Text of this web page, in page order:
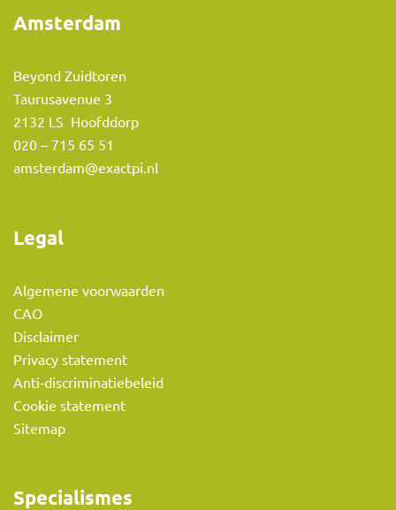
Amsterdam
Beyond Zuidtoren
Taurusavenue 3
2132 LS Hoofddorp
020 – 715 65 51
amsterdam@exactpi.nl
Legal
Algemene voorwaarden
CAO
Disclaimer
Privacy statement
Anti-discriminatiebeleid
Cookie statement
Sitemap
Specialismes